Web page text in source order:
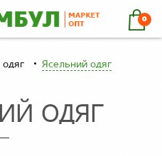
0
одяг Ясельний одяг
ОДЯГ